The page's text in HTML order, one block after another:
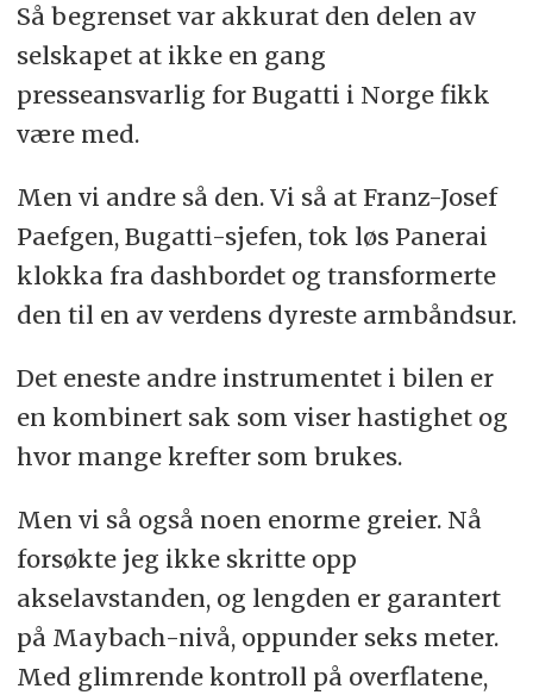
Så begrenset var akkurat den delen av
selskapet at ikke en gang
presseansvarlig for Bugatti i Norge fikk
være med.
Men vi andre så den. Vi så at Franz-Josef
Paefgen, Bugatti-sjefen, tok løs Panerai
klokka fra dashbordet og transformerte
den til en av verdens dyreste armbåndsur.
Det eneste andre instrumentet i bilen er
en kombinert sak som viser hastighet og
hvor mange krefter som brukes.
Men vi så også noen enorme greier. Nå
forsøkte jeg ikke skritte opp
akselavstanden, og lengden er garantert
på Maybach-nivå, oppunder seks meter.
Med glimrende kontroll på overflatene,